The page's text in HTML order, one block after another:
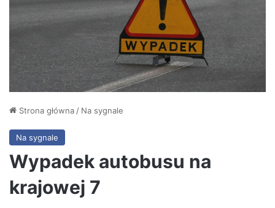
Strona główna / Na sygnale
Na sygnale
Wypadek autobusu na
krajowej 7